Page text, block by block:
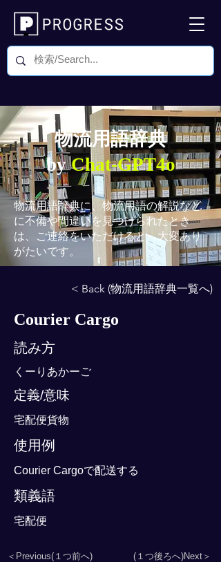
物流用語辞典
byChat-GPT4o
物流用語辞典に、物流用語の解説など
に不備や間違いを見つけられたとき
は、ご連絡をいただけると、大変あり
がたいです。
< Back (物流用語辞典一覧へ)
Courier Cargo
読み方
くーりあかーご
定義/意味
宅配便貨物
使用例
Courier Cargoで配送する
類義語
宅配便
＜Previous(１つ前へ) (１つ後ろへ)Next＞